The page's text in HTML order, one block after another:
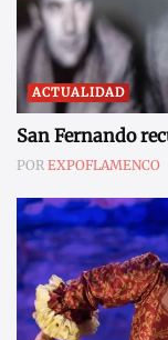
ACTUALIDAD
San Fernando
POR EXPOFLAMENCO